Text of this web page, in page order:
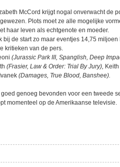
McCord krijgt nogal onverwacht de
Plots moet ze alle mogelijke
haar leven als echtgenote en moeder.
bij de start zo maar eventjes 14,75 miljoen
kritieken van de pers.
(Jurassic Park III, Spanglish, Deep
(Frasier, Law & Order: Trial By Jury), Keith
(Damages, True Blood, Banshee).
genoeg bevonden voor een tweede
momenteel op de Amerikaanse televisie.